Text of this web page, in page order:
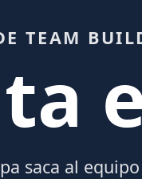
TEAM
saca al